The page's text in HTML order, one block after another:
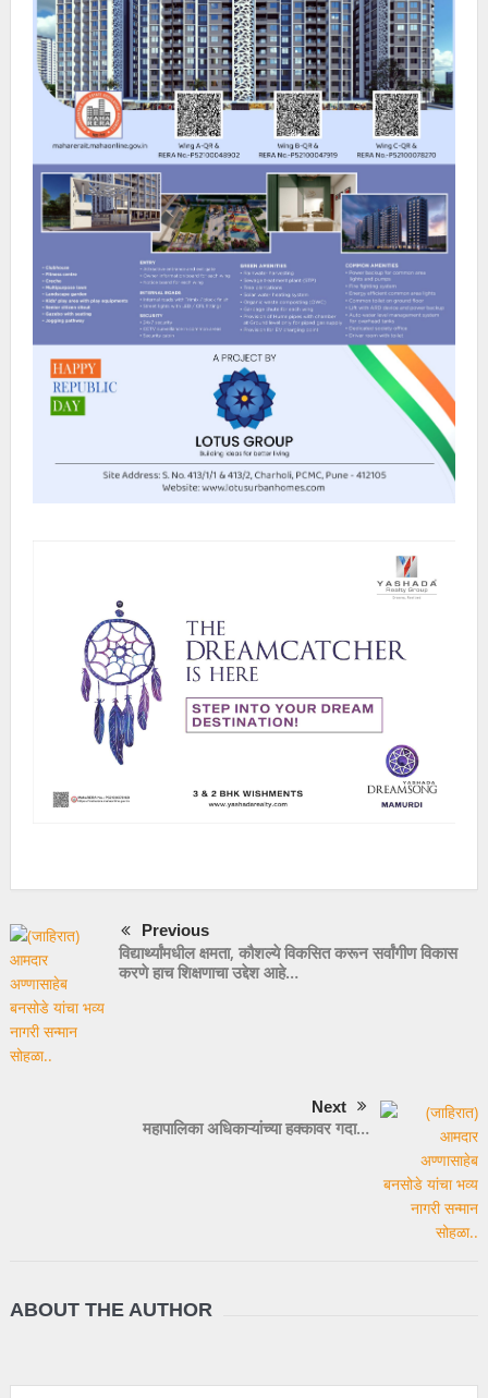
Previous
विद्यार्थ्यांमधील क्षमता, कौशल्ये विकसित करून सर्वांगीण विकास
करणे हाच शिक्षणाचा उद्देश आहे…
Next
महापालिका अधिकाऱ्यांच्या हक्कावर गदा…
ABOUT THE AUTHOR